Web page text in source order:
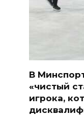
В
«чистый
игрока,